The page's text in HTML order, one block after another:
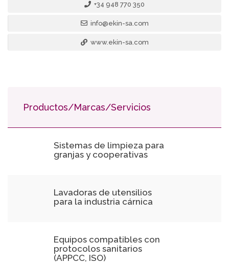
+34 948 770 350
info@ekin-sa.com
www.ekin-sa.com
Productos/Marcas/Servicios
Sistemas de limpieza para
granjas y cooperativas
Lavadoras de utensilios
para la industria cárnica
Equipos compatibles con
protocolos sanitarios
(APPCC, ISO)